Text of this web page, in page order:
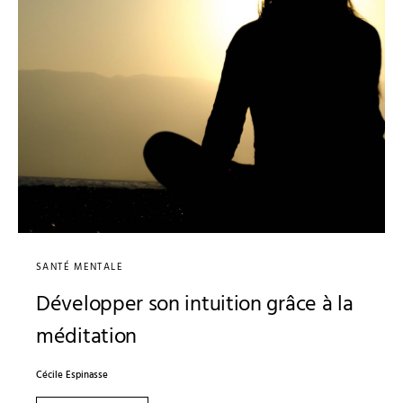
SANTÉ MENTALE
Développer son intuition grâce à la
méditation
Cécile Espinasse